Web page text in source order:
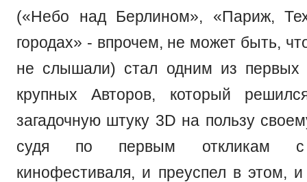
(«Небо над Берлином», «Париж,
городах» - впрочем, не может быть,
не слышали) стал одним из первых
крупных Авторов, который
загадочную штуку 3D на пользу
судя по первым откликам с
кинофестиваля, и преуспел в этом,